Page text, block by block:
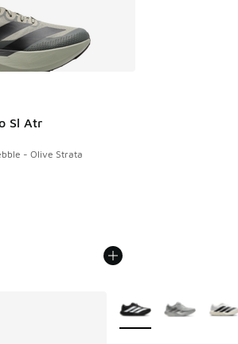
Sl Atr
- Olive Strata
Sale. Der Preis ist von € 159,99 auf €
Weitere Farben